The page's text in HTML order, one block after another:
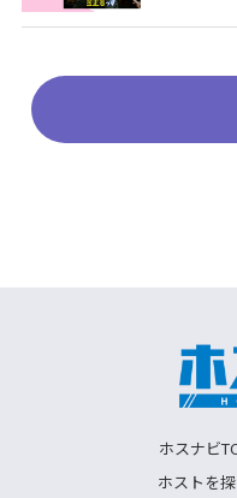
ホスナビ
ホストを